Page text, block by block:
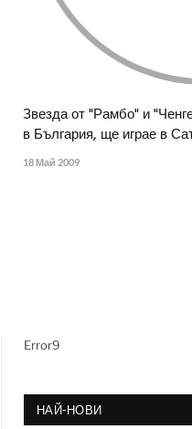
Звезда от "Рамбо" и
в България, ще играе в
18 Май 2009
Error9
НАЙ-НОВИ